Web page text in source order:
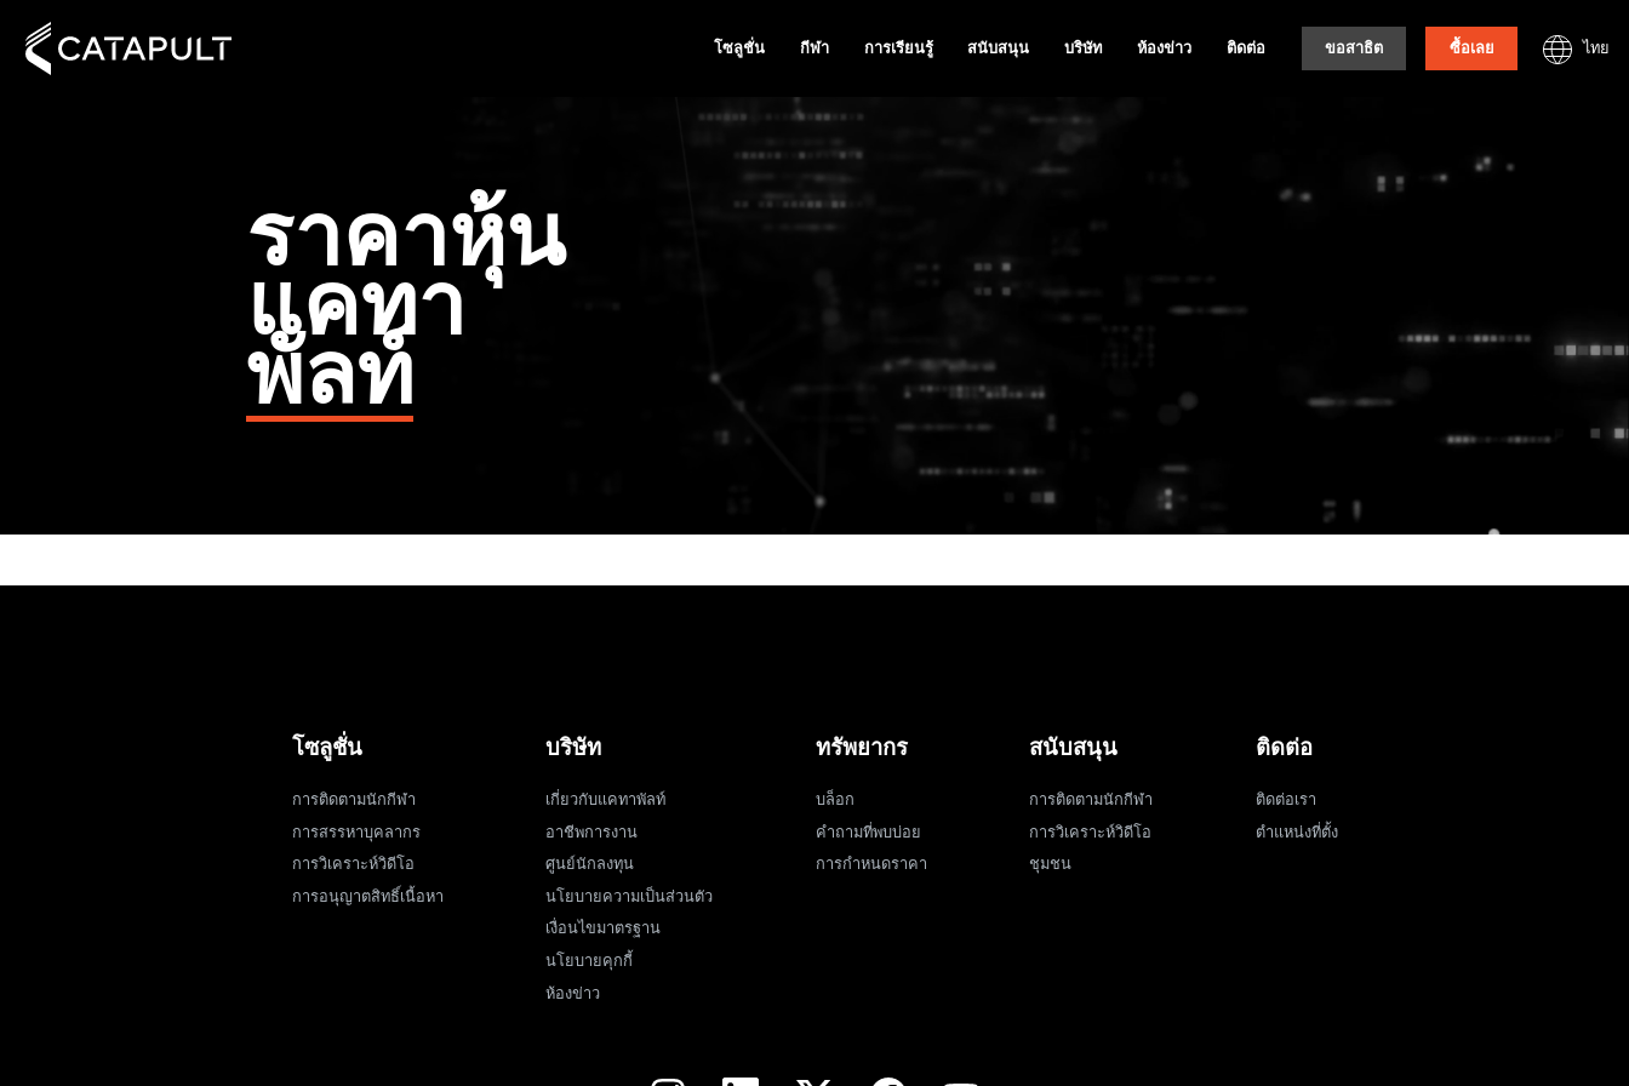
โซลูชั่น กีฬา การเรียนรู้ สนับสนุน บริษัท ห้องข่าว ติดต่อ ขอสาธิต ซื้อเลย ไทย
ราคาหุ้น
แคทา
พัลท์
โซลูชั่น
การติดตามนักกีฬา
การสรรหาบุคลากร
การวิเคราะห์วิดีโอ
การอนุญาตสิทธิ์เนื้อหา
บริษัท
เกี่ยวกับแคทาพัลท์
อาชีพการงาน
ศูนย์นักลงทุน
นโยบายความเป็นส่วนตัว
เงื่อนไขมาตรฐาน
นโยบายคุกกี้
ห้องข่าว
ทรัพยากร
บล็อก
คำถามที่พบบ่อย
การกำหนดราคา
สนับสนุน
การติดตามนักกีฬา
การวิเคราะห์วิดีโอ
ชุมชน
ติดต่อ
ติดต่อเรา
ตำแหน่งที่ตั้ง